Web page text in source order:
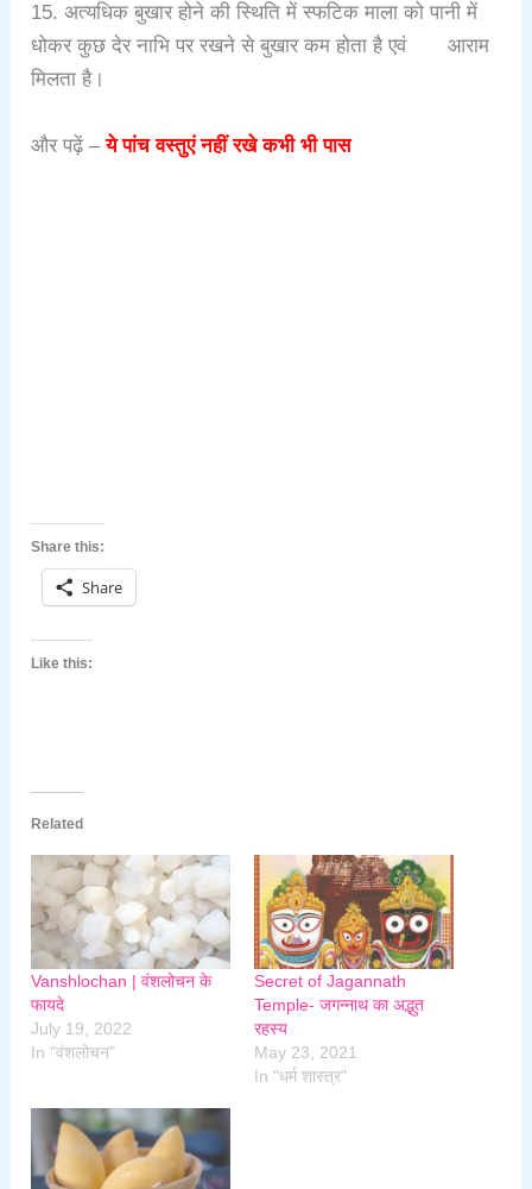
15. अत्यधिक बुखार होने की स्थिति में स्फटिक माला को पानी में
धोकर कुछ देर नाभि पर रखने से बुखार कम होता है एवं आराम
मिलता है।
और पढ़ें –ये पांच वस्तुएं नहीं रखे कभी भी पास
Share this:
Share
Like this:
Related
Vanshlochan | वंशलोचन के
फायदे
July 19, 2022
In "वंशलोचन"
Secret of Jagannath
Temple- जगन्नाथ का अद्भुत
रहस्य
May 23, 2021
In "धर्म शास्त्र"